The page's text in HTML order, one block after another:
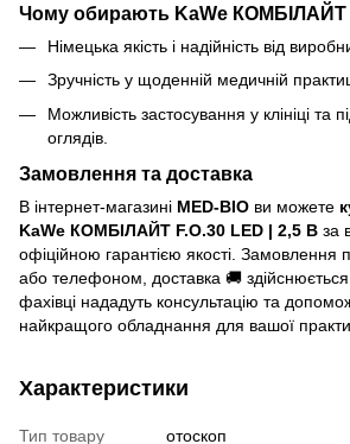
Чому обирають KaWe КОМБІЛАЙТ
Німецька якість і надійність від
Зручність у щоденній медичній
Можливість застосування у клініці та
оглядів.
Замовлення та доставка
В інтернет-магазині MED-BIO ви можете
KaWe КОМБІЛАЙТ F.O.30 LED | 2,5 В за
офіційною гарантією якості.
або телефоном, доставка 🚚 здійснюється
фахівці нададуть консультацію та
найкращого обладнання для вашої
Характеристики
Тип товару
отоскоп